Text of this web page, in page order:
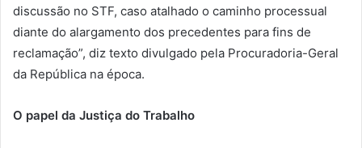
discussão no STF, caso atalhado o caminho processual
diante do alargamento dos precedentes para fins de
reclamação”, diz texto divulgado pela Procuradoria-Geral
da República na época.
O papel da Justiça do Trabalho